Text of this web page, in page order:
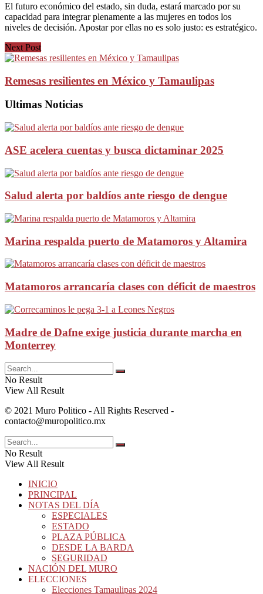
El futuro económico del estado, sin duda, estará marcado por su
capacidad para integrar plenamente a las mujeres en todos los
niveles de decisión. Apostar por ellas no es solo justo: es estratégico.
Next Post
Remesas resilientes en México y Tamaulipas
Ultimas Noticias
ASE acelera cuentas y busca dictaminar 2025
Salud alerta por baldíos ante riesgo de dengue
Marina respalda puerto de Matamoros y Altamira
Matamoros arrancaría clases con déficit de maestros
Madre de Dafne exige justicia durante marcha en
Monterrey
No Result
View All Result
© 2021 Muro Politico - All Rights Reserved -
contacto@muropolitico.mx
No Result
View All Result
INICIO
PRINCIPAL
NOTAS DEL DÍA
ESPECIALES
ESTADO
PLAZA PÚBLICA
DESDE LA BARDA
SEGURIDAD
NACIÓN DEL MURO
ELECCIONES
Elecciones Tamaulipas 2024